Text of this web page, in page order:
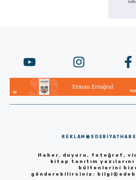
Haber, duyuru, fotoğraf,
kitap tanıtım yazılarını
bültenlerini
gönderebilirsiniz: